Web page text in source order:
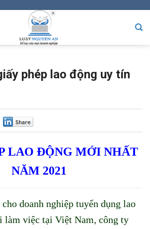
phép lao động uy tín
LAO ĐỘNG MỚI NHẤT
NĂM 2021
doanh nghiệp tuyển dụng lao
làm việc tại Việt Nam, công ty